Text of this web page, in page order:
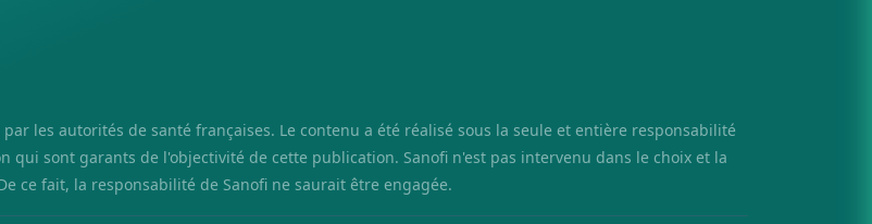
les autorités de santé françaises. Le contenu a été réalisé sous la seule et entière responsabilité
sont garants de l'objectivité de cette publication. Sanofi n'est pas intervenu dans le choix et la
ce fait, la responsabilité de Sanofi ne saurait être engagée.